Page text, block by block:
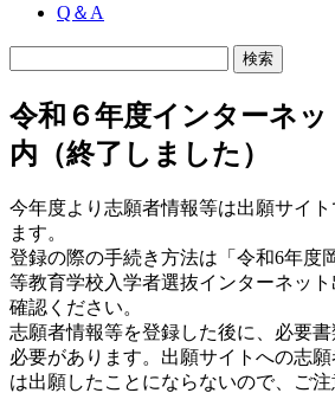
Q＆A
令和６年度インターネ
内（終了しました）
今年度より志願者情報等は出願サイ
ます。
登録の際の手続き方法は「令和6年度
等教育学校入学者選抜インターネッ
確認ください。
志願者情報等を登録した後に、必要
必要があります。出願サイトへの志
は出願したことにならないので、ご注